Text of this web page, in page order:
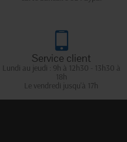
Service client
Lundi au jeudi : 9h à 12h30 - 13h30 à
18h
Le vendredi jusqu'à 17h